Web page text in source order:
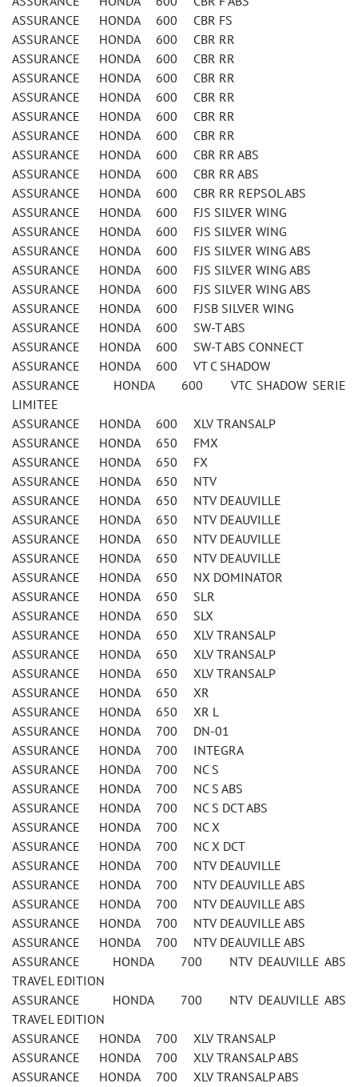
ASSURANCE HONDA 600 CBR FS
ASSURANCE HONDA 600 CBR RR
ASSURANCE HONDA 600 CBR RR
ASSURANCE HONDA 600 CBR RR
ASSURANCE HONDA 600 CBR RR
ASSURANCE HONDA 600 CBR RR
ASSURANCE HONDA 600 CBR RR
ASSURANCE HONDA 600 CBR RR ABS
ASSURANCE HONDA 600 CBR RR ABS
ASSURANCE HONDA 600 CBR RR REPSOL ABS
ASSURANCE HONDA 600 FJS SILVER WING
ASSURANCE HONDA 600 FJS SILVER WING
ASSURANCE HONDA 600 FJS SILVER WING ABS
ASSURANCE HONDA 600 FJS SILVER WING ABS
ASSURANCE HONDA 600 FJS SILVER WING ABS
ASSURANCE HONDA 600 FJSB SILVER WING
ASSURANCE HONDA 600 SW-T ABS
ASSURANCE HONDA 600 SW-T ABS CONNECT
ASSURANCE HONDA 600 VT C SHADOW
ASSURANCE HONDA 600 VTC SHADOW SERIE
LIMITEE
ASSURANCE HONDA 600 XLV TRANSALP
ASSURANCE HONDA 650 FMX
ASSURANCE HONDA 650 FX
ASSURANCE HONDA 650 NTV
ASSURANCE HONDA 650 NTV DEAUVILLE
ASSURANCE HONDA 650 NTV DEAUVILLE
ASSURANCE HONDA 650 NTV DEAUVILLE
ASSURANCE HONDA 650 NTV DEAUVILLE
ASSURANCE HONDA 650 NX DOMINATOR
ASSURANCE HONDA 650 SLR
ASSURANCE HONDA 650 SLX
ASSURANCE HONDA 650 XLV TRANSALP
ASSURANCE HONDA 650 XLV TRANSALP
ASSURANCE HONDA 650 XLV TRANSALP
ASSURANCE HONDA 650 XR
ASSURANCE HONDA 650 XR L
ASSURANCE HONDA 700 DN-01
ASSURANCE HONDA 700 INTEGRA
ASSURANCE HONDA 700 NC S
ASSURANCE HONDA 700 NC S ABS
ASSURANCE HONDA 700 NC S DCT ABS
ASSURANCE HONDA 700 NC X
ASSURANCE HONDA 700 NC X DCT
ASSURANCE HONDA 700 NTV DEAUVILLE
ASSURANCE HONDA 700 NTV DEAUVILLE ABS
ASSURANCE HONDA 700 NTV DEAUVILLE ABS
ASSURANCE HONDA 700 NTV DEAUVILLE ABS
ASSURANCE HONDA 700 NTV DEAUVILLE ABS
ASSURANCE HONDA 700 NTV DEAUVILLE ABS
TRAVEL EDITION
ASSURANCE HONDA 700 NTV DEAUVILLE ABS
TRAVEL EDITION
ASSURANCE HONDA 700 XLV TRANSALP
ASSURANCE HONDA 700 XLV TRANSALP ABS
ASSURANCE HONDA 700 XLV TRANSALP ABS